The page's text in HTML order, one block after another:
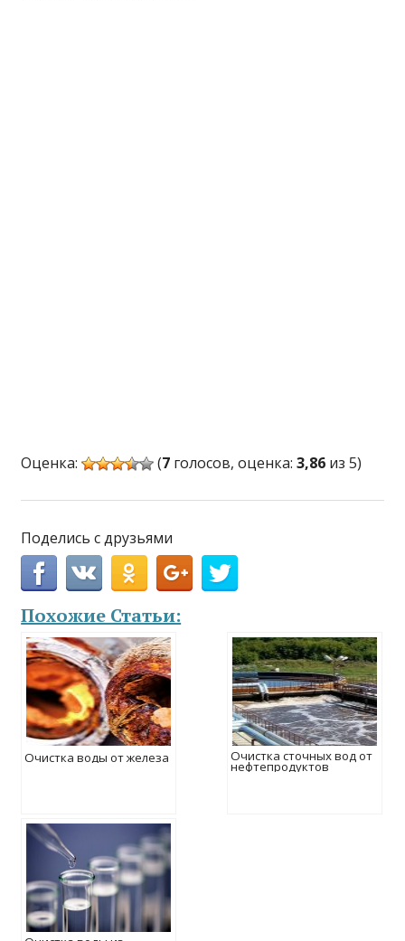
Оценка: (7 голосов, оценка:3,86 из 5)
Поделись с друзьями
Похожие Статьи:
Очистка воды от железа Очистка сточных вод от
нефтепродуктов